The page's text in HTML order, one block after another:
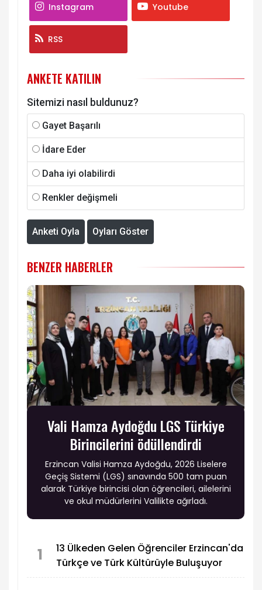
Instagram Youtube
RSS
ANKETE KATILIN
Sitemizi nasıl buldunuz?
Gayet Başarılı
İdare Eder
Daha iyi olabilirdi
Renkler değişmeli
Anketi Oyla Oyları Göster
BENZER HABERLER
Vali Hamza Aydoğdu LGS Türkiye
Birincilerini ödüllendirdi
Erzincan Valisi Hamza Aydoğdu, 2026 Liselere
Geçiş Sistemi (LGS) sınavında 500 tam puan
alarak Türkiye birincisi olan öğrencileri, ailelerini
ve okul müdürlerini Valilikte ağırladı.
1
13 Ülkeden Gelen Öğrenciler Erzincan'da
Türkçe ve Türk Kültürüyle Buluşuyor